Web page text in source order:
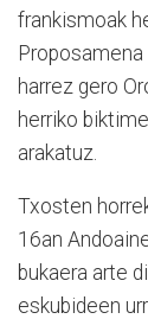
frankismoak
harrez gero
herriko
arakatuz.
Txosten
16an
bukaera arte
eskubideen